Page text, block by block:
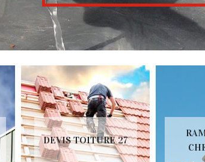
DEVIS TOITURE 27